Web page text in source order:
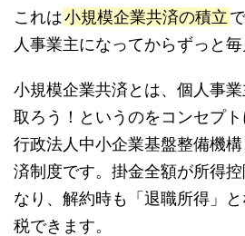
これは小規模企業共済の積立
人事業主になってからずっと毎
小規模企業共済とは、個人事
取ろう！というのをコンセプ
行政法人中小企業基盤整備機
済制度です。掛金全額が所得
なり、解約時も「退職所得」
税できます。